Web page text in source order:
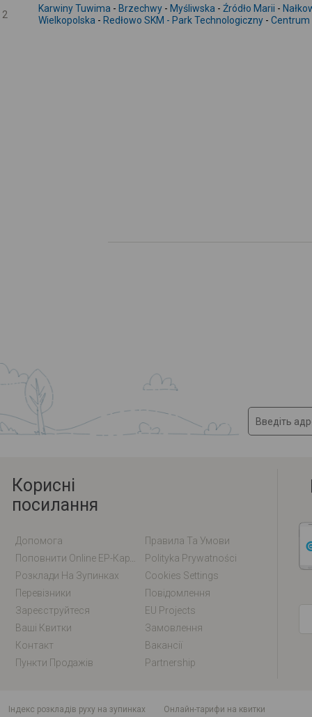
2
Karwiny Tuwima - Brzechwy - Myśliwska - Źródło Marii -
Wielkopolska - Redłowo SKM - Park Technologiczny - Centrum
Корисні
посилання
Допомога
Правила Та Умови
Polityka Prywatności
Розклади На Зупинках
Cookies Settings
Перевізники
Повідомлення
Зареєструйтеся
EU Projects
Ваші Квитки
Замовлення
Контакт
Вакансії
Пункти Продажів
Partnership
індекс розкладів руху на зупинках
Онлайн-тарифи на квитки